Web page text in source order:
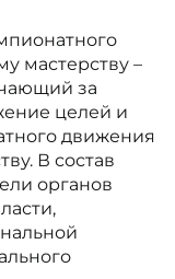
мастерству –
за
целей и
движения
В состав
органов